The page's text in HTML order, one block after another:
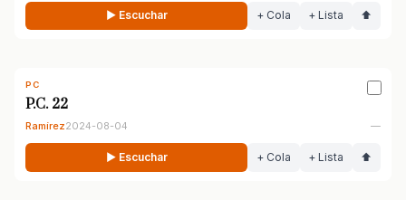
▶ Escuchar + Cola + Lista ⬆
PC
P.C. 22
Ramírez2024-08-04 —
▶ Escuchar + Cola + Lista ⬆